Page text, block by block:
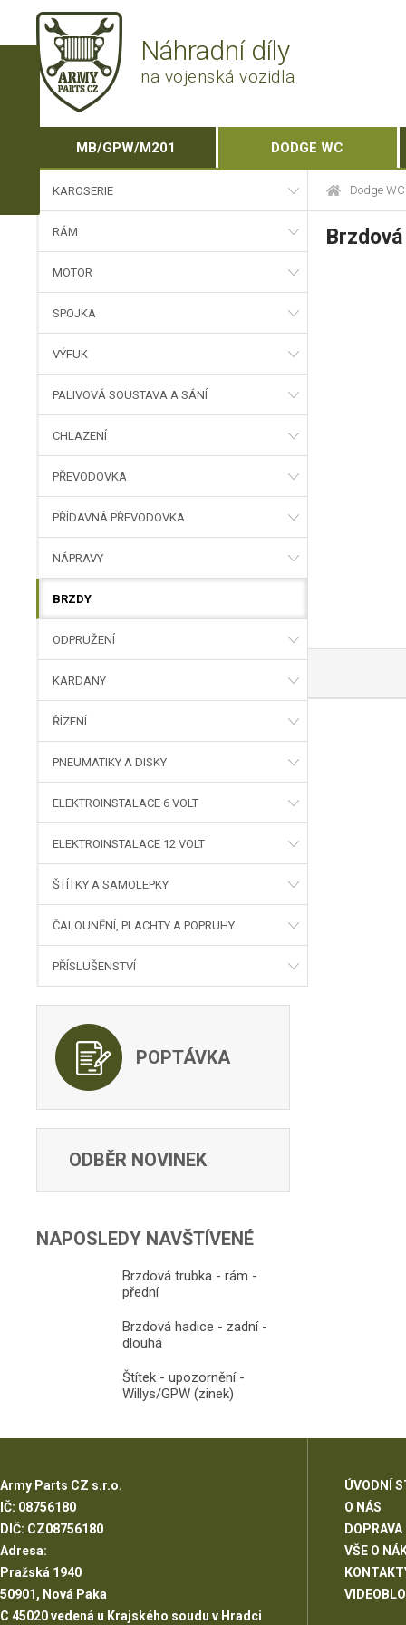
Náhradní díly
na vojenská vozidla
MB/GPW/M201 DODGE WC
Dodge WC
KAROSERIE
RÁM
MOTOR
SPOJKA
VÝFUK
PALIVOVÁ SOUSTAVA A SÁNÍ
CHLAZENÍ
PŘEVODOVKA
PŘÍDAVNÁ PŘEVODOVKA
NÁPRAVY
BRZDY
ODPRUŽENÍ
KARDANY
ŘÍZENÍ
PNEUMATIKY A DISKY
ELEKTROINSTALACE 6 VOLT
ELEKTROINSTALACE 12 VOLT
ŠTÍTKY A SAMOLEPKY
ČALOUNĚNÍ, PLACHTY A POPRUHY
PŘÍSLUŠENSTVÍ
POPTÁVKA
ODBĚR NOVINEK
NAPOSLEDY NAVŠTÍVENÉ
Brzdová trubka - rám -
přední
Brzdová hadice - zadní -
dlouhá
Štítek - upozornění -
Willys/GPW (zinek)
Army Parts CZ s.r.o.
IČ: 08756180
DIČ: CZ08756180
Adresa:
Pražská 1940
50901, Nová Paka
C 45020 vedená u Krajského soudu v Hradci
ÚVODNÍ
O NÁS
DOPRAVA
VŠE O